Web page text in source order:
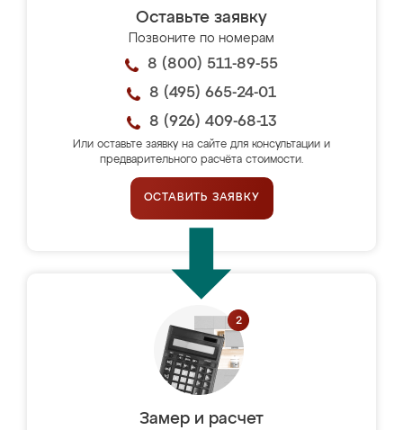
Оставьте заявку
Позвоните по номерам
8 (800) 511-89-55
8 (495) 665-24-01
8 (926) 409-68-13
Или оставьте заявку на сайте для консультации и
предварительного расчёта стоимости.
ОСТАВИТЬ ЗАЯВКУ
Замер и расчет